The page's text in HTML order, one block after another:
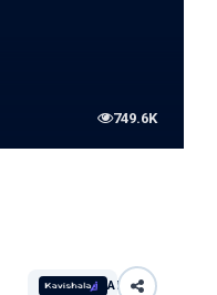
749.6K
AI